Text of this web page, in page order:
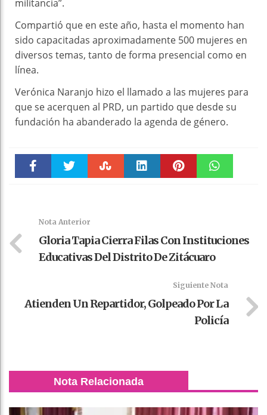
militancia”.
Compartió que en este año, hasta el momento han
sido capacitadas aproximadamente 500 mujeres en
diversos temas, tanto de forma presencial como en
línea.
Verónica Naranjo hizo el llamado a las mujeres para
que se acerquen al PRD, un partido que desde su
fundación ha abanderado la agenda de género.
Nota Anterior
Gloria Tapia Cierra Filas Con Instituciones
Educativas Del Distrito De Zitácuaro
Siguiente Nota
Atienden Un Repartidor, Golpeado Por La
Policía
Nota Relacionada